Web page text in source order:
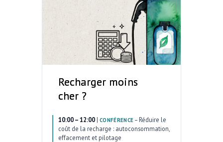
Recharger moins
cher ?
10:00 – 12:00 | CONFÉRENCE – Réduire le
coût de la recharge : autoconsommation,
effacement et pilotage